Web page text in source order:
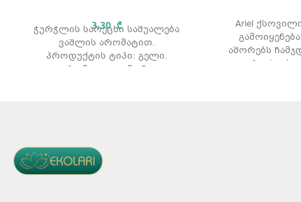
3,30₾
ჭურჭლის სარეცხი საშუალება
ვაშლის არომატით.
პროდუქტის ტიპი: გელი.
არომატი: ლიმონი
Ariel
აშორებს
რეცხვის